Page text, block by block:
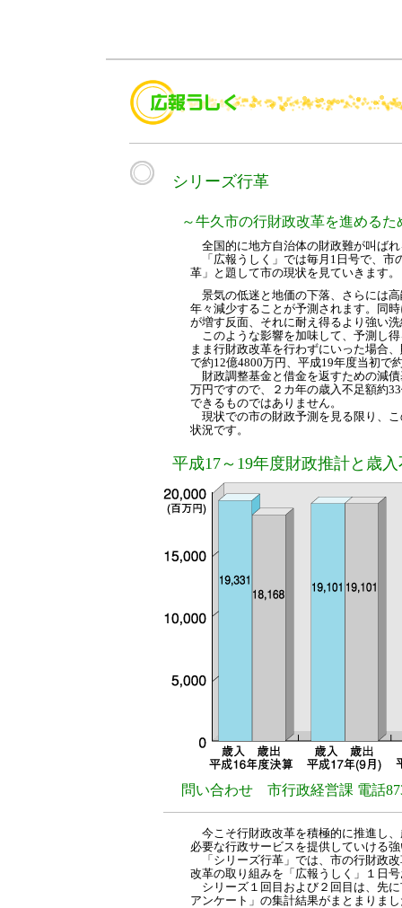
シリーズ行革
～牛久市の行財政改革を進めるた
全国的に地方自治体の財政難が叫ば
「広報うしく」では毎月1日号で、市
革」と題して市の現状を見ていきます。
景気の低迷と地価の下落、さらには
年々減少することが予測されます。同
が増す反面、それに耐え得るより強い
このような影響を加味して、予測し
まま行財政改革を行わずにいった場合
で約12億4800万円、平成19年度当初で
財政調整基金と借金を返すための減
万円ですので、２カ年の歳入不足額約
できるものではありません。
現状での市の財政予測を見る限り、
状況です。
平成17～19年度財政推計と歳
問い合わせ 市行政経営課 電話
今こそ行財政改革を積極的に推進し
必要な行政サービスを提供していける
「シリーズ行革」では、市の行財政
改革の取り組みを「広報うしく」１日
シリーズ１回目および２回目は、先
アンケート」の集計結果がまとまりま